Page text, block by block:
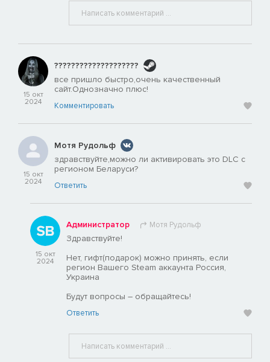
15 окт
2024
????????????????????
все пришло быстро,очень качественный
сайт.Однозначно плюс!
Комментировать
15 окт
2024
Мотя Рудольф
здравствуйте,можно ли активировать это DLC с
регионом Беларуси?
Ответить
15 окт
2024
Администратор Мотя Рудольф
Здравствуйте!
Нет, гифт(подарок) можно принять, если
регион Вашего Steam аккаунта Россия,
Украина
Будут вопросы – обращайтесь!
Ответить